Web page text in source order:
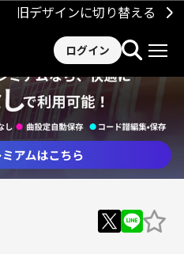
旧デザインに切り替える
ログイン